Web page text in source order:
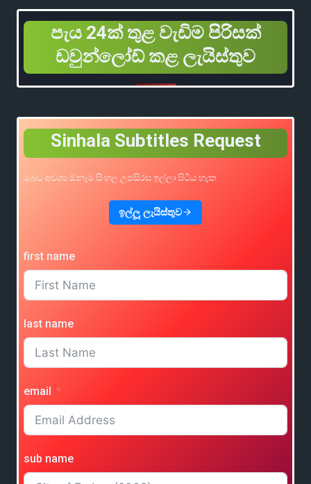
පැය 24ක් තුළ වැඩිම පිරිසක්
ඩවුන්ලෝඩ් කළ ලැයිස්තුව
Sinhala Subtitles Request
ඔබට අවශ්‍ය ඕනෑම සිංහල උපසිරස ඉල්ලා සිටිය හැක
ඉල්ලූ ලැයිස්තුව
first name
last name
email
sub name